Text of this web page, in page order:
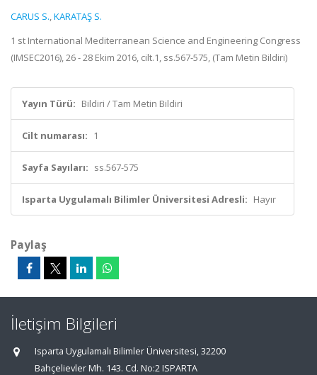
CARUS S.,KARATAŞ S.
1 st International Mediterranean Science and Engineering Congress
(IMSEC2016), 26 - 28 Ekim 2016, cilt.1, ss.567-575, (Tam Metin Bildiri)
Yayın Türü: Bildiri / Tam Metin Bildiri
Cilt numarası: 1
Sayfa Sayıları: ss.567-575
Isparta Uygulamalı Bilimler Üniversitesi Adresli: Hayır
Paylaş
İletişim Bilgileri
Isparta Uygulamalı Bilimler Üniversitesi, 32200
Bahçelievler Mh. 143. Cd. No:2 ISPARTA